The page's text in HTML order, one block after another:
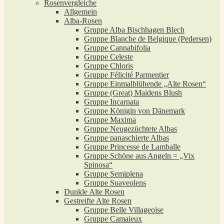
Rosenvergleiche
Allgemein
Alba-Rosen
Gruppe Alba Bischhagen Blech
Gruppe Blanche de Belgique (Pedersen)
Gruppe Cannabifolia
Gruppe Celeste
Gruppe Chloris
Gruppe Félicité Parmentier
Gruppe Einmalblühende „Alte Rosen“
Gruppe (Great) Maidens Blush
Gruppe Incarnata
Gruppe Königin von Dänemark
Gruppe Maxima
Gruppe Neugezüchtete Albas
Gruppe panaschierte Albas
Gruppe Princesse de Lamballe
Gruppe Schöne aus Angeln = „Vix
Spinosa“
Gruppe Semiplena
Gruppe Suaveolens
Dunkle Alte Rosen
Gestreifte Alte Rosen
Gruppe Belle Villageoise
Gruppe Camaieux